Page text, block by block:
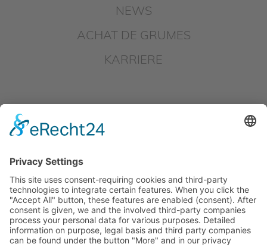
NEWS
ACHAT DE GRUMES
KARRIERE
DOWNLOADS FR
DATENSCHUTZ FR
HINSCHG – SOUMETTRE UN
SIGNALEMENT
LKSG – SOUMETTRE UN SIGNALEMENT